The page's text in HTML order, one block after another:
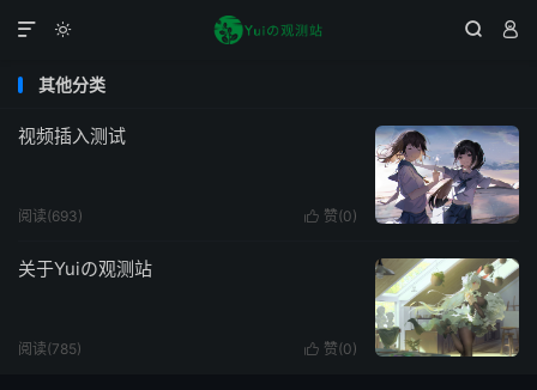
  

其他分类
视频插入测试
 赞(0)
阅读(693)
关于Yuiの观测站
 赞(0)
阅读(785)